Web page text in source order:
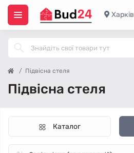
Харків
Підвісна стеля
Підвісна стеля
Каталог